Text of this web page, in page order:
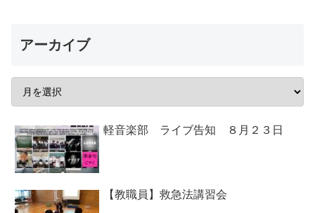
アーカイブ
軽音楽部 ライブ告知 ８月２３日
【教職員】救急法講習会